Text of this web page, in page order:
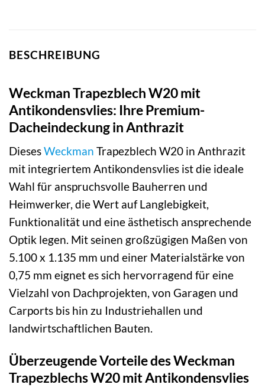
BESCHREIBUNG
Weckman Trapezblech W20 mit
Antikondensvlies: Ihre Premium-
Dacheindeckung in Anthrazit
DiesesWeckman Trapezblech W20 in Anthrazit
mit integriertem Antikondensvlies ist die ideale
Wahl für anspruchsvolle Bauherren und
Heimwerker, die Wert auf Langlebigkeit,
Funktionalität und eine ästhetisch ansprechende
Optik legen. Mit seinen großzügigen Maßen von
5.100 x 1.135 mm und einer Materialstärke von
0,75 mm eignet es sich hervorragend für eine
Vielzahl von Dachprojekten, von Garagen und
Carports bis hin zu Industriehallen und
landwirtschaftlichen Bauten.
Überzeugende Vorteile des Weckman
Trapezblechs W20 mit Antikondensvlies